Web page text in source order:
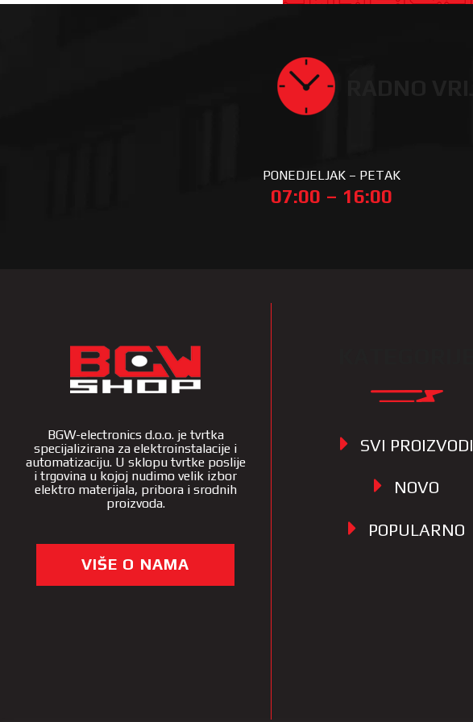
PONEDJELJAK – PETAK
07:00 – 16:00
BGW-electronics d.o.o. je tvrtka
specijalizirana za elektroinstalacije i
automatizaciju. U sklopu tvrtke poslije
i trgovina u kojoj nudimo velik izbor
elektro materijala, pribora i srodnih
proizvoda.
VIŠE O NAMA
SVI PROIZVODI
NOVO
POPULARNO